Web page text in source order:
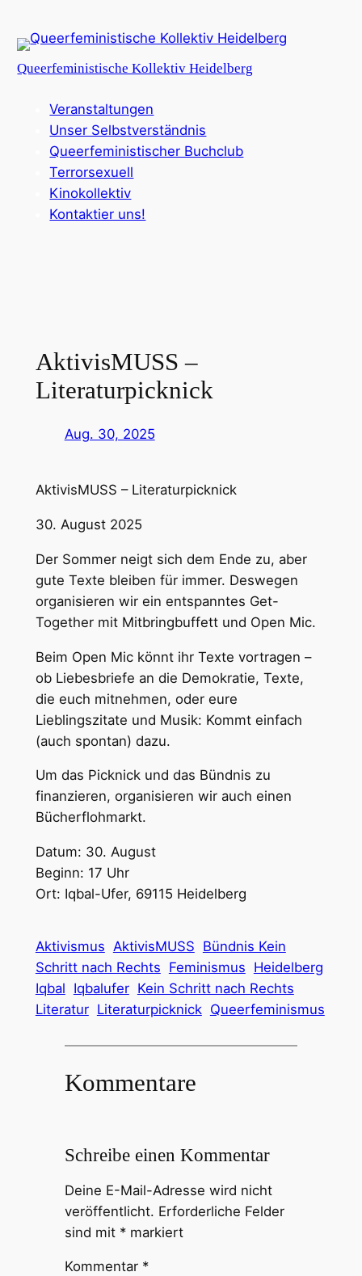
Inhalt
Queerfeministische Kollektiv Heidelberg
Veranstaltungen
Unser Selbstverständnis
Queerfeministischer Buchclub
Terrorsexuell
Kinokollektiv
Kontaktier uns!
AktivisMUSS –
Literaturpicknick
Aug. 30, 2025
AktivisMUSS – Literaturpicknick
30. August 2025
Der Sommer neigt sich dem Ende zu, aber
gute Texte bleiben für immer. Deswegen
organisieren wir ein entspanntes Get-
Together mit Mitbringbuffett und Open Mic.
Beim Open Mic könnt ihr Texte vortragen –
ob Liebesbriefe an die Demokratie, Texte,
die euch mitnehmen, oder eure
Lieblingszitate und Musik: Kommt einfach
(auch spontan) dazu.
Um das Picknick und das Bündnis zu
finanzieren, organisieren wir auch einen
Bücherflohmarkt.
Datum: 30. August
Beginn: 17 Uhr
Ort: Iqbal-Ufer, 69115 Heidelberg
Aktivismus AktivisMUSS Bündnis Kein
Schritt nach Rechts Feminismus Heidelberg
Iqbal Iqbalufer Kein Schritt nach Rechts
Literatur Literaturpicknick Queerfeminismus
Kommentare
Schreibe einen Kommentar
Deine E-Mail-Adresse wird nicht
veröffentlicht. Erforderliche Felder
sind mit *markiert
Kommentar *